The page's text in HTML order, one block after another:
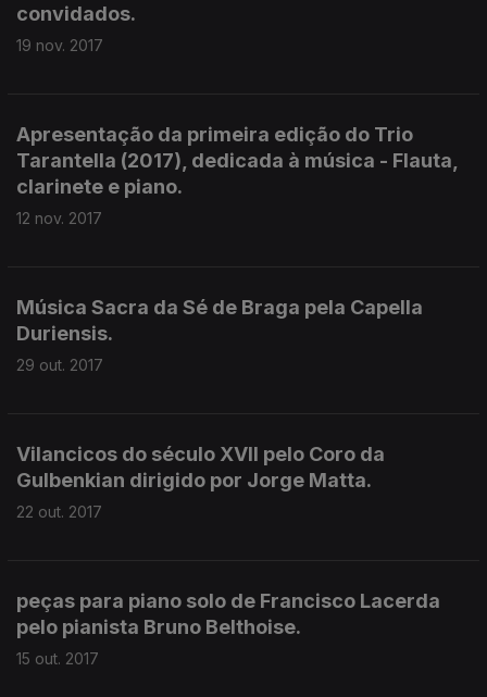
convidados.
19 nov. 2017
Apresentação da primeira edição do Trio
Tarantella (2017), dedicada à música - Flauta,
clarinete e piano.
12 nov. 2017
Música Sacra da Sé de Braga pela Capella
Duriensis.
29 out. 2017
Vilancicos do século XVII pelo Coro da
Gulbenkian dirigido por Jorge Matta.
22 out. 2017
peças para piano solo de Francisco Lacerda
pelo pianista Bruno Belthoise.
15 out. 2017